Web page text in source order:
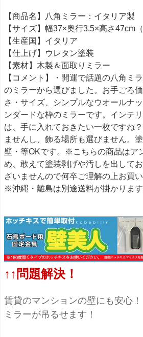
【商品名】八角ミラー：イタリア製
【サイズ】幅37×奥行3.5×高さ47cm
【生産国】イタリア
【仕上げ】ウレタン塗装
【素材】木製＆面取りミラー
【コメント】・開運で話題の八角ミ
のミラーから選びました。お手ごろ
さ・サイズ、シンプルなウオールナ
ンダードな枠のミラーです。インテ
は、手に入れておきたい一枚ですね
ませんし、飾る場所も選びません。
壁・等OKです。※こちらの商品はア
め、敢えて塗装剥げや汚しを出して
ざいませんので何卒ご理解の上お買い
※沖縄・離島は別途送料が掛かります
↑↑問題解決！
賃貸のマンションの壁にも安心
ミラーが吊るせます！